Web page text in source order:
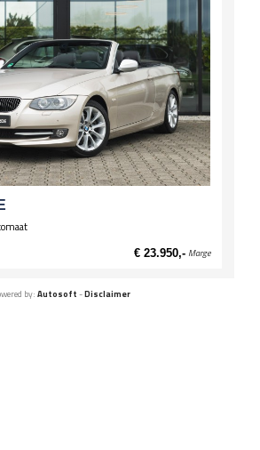
€ 23.950,- Marge
by:Autosoft -Disclaimer